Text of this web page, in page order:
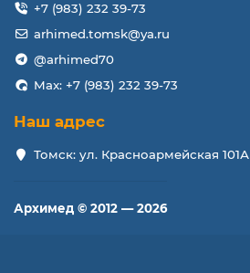
+7 (983) 232 39-73
arhimed.tomsk@ya.ru
@arhimed70
Max: +7 (983) 232 39-73
Наш адрес
Томск: ул. Красноармейская 101А
Архимед © 2012 — 2026